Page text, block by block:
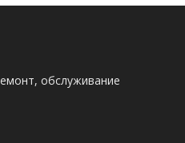
обслуживание